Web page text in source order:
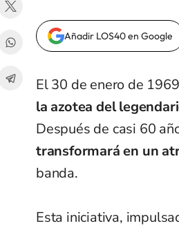
Añadir LOS40 en Google
El 30 de enero de
la azotea del
Después de casi 60
transformará en un
banda.
Esta iniciativa,